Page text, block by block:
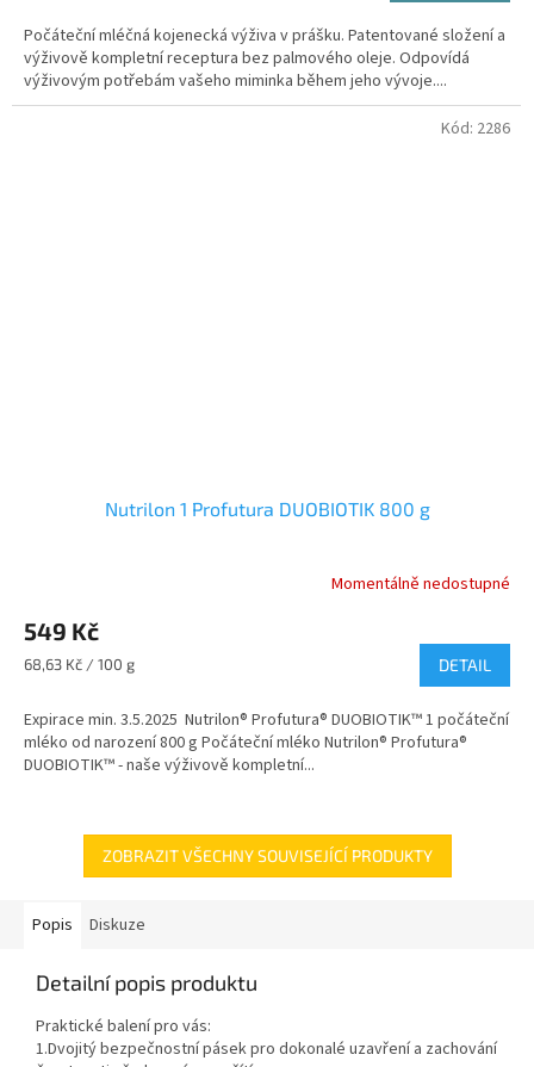
5
hvězdiček.
Počáteční mléčná kojenecká výživa v prášku. Patentované složení a
výživově kompletní receptura bez palmového oleje. Odpovídá
výživovým potřebám vašeho miminka během jeho vývoje....
Nutrilon 1 Profutura DUOBIOTIK 800 g
Momentálně nedostupné
549 Kč
Měrná
68,63 Kč / 100 g DETAIL
Expirace min. 3.5.2025 Nutrilon® Profutura® DUOBIOTIK™ 1 počáteční
mléko od narození 800 g Počáteční mléko Nutrilon® Profutura®
DUOBIOTIK™ - naše výživově kompletní...
Kód: 2286
ZOBRAZIT VŠECHNY SOUVISEJÍCÍ PRODUKTY
Popis Diskuze
Detailní popis produktu
Praktické balení pro vás:
1.Dvojitý bezpečnostní pásek pro dokonalé uzavření a zachování